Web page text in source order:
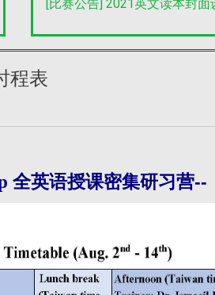
[比赛公告] 2021英文读本封
程表
全英语授课密集研习营--